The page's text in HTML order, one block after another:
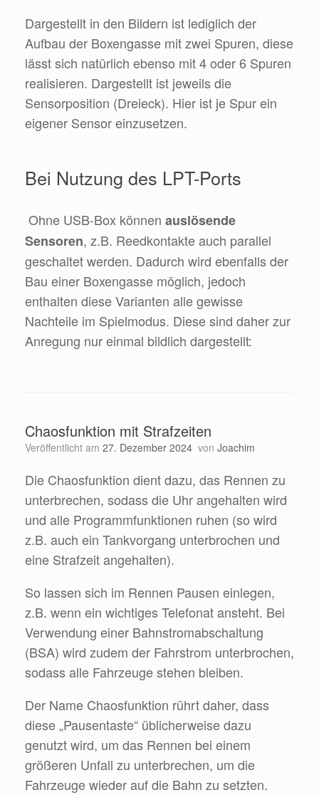
Dargestellt in den Bildern ist lediglich der
Aufbau der Boxengasse mit zwei Spuren, diese
lässt sich natürlich ebenso mit 4 oder 6 Spuren
realisieren. Dargestellt ist jeweils die
Sensorposition (Dreieck). Hier ist je Spur ein
eigener Sensor einzusetzen.
Bei Nutzung des LPT-Ports
Ohne USB-Box können auslösende
Sensoren, z.B. Reedkontakte auch parallel
geschaltet werden. Dadurch wird ebenfalls der
Bau einer Boxengasse möglich, jedoch
enthalten diese Varianten alle gewisse
Nachteile im Spielmodus. Diese sind daher zur
Anregung nur einmal bildlich dargestellt:
Chaosfunktion mit Strafzeiten
Veröffentlicht am 27. Dezember 2024 von Joachim
Die Chaosfunktion dient dazu, das Rennen zu
unterbrechen, sodass die Uhr angehalten wird
und alle Programmfunktionen ruhen (so wird
z.B. auch ein Tankvorgang unterbrochen und
eine Strafzeit angehalten).
So lassen sich im Rennen Pausen einlegen,
z.B. wenn ein wichtiges Telefonat ansteht. Bei
Verwendung einer Bahnstromabschaltung
(BSA) wird zudem der Fahrstrom unterbrochen,
sodass alle Fahrzeuge stehen bleiben.
Der Name Chaosfunktion rührt daher, dass
diese „Pausentaste“ üblicherweise dazu
genutzt wird, um das Rennen bei einem
größeren Unfall zu unterbrechen, um die
Fahrzeuge wieder auf die Bahn zu setzten.